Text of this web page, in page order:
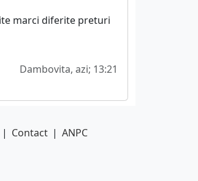
marci diferite preturi
Dambovita, azi; 13:21
| Contact | ANPC